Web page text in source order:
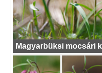
Magyarbüksi mocsári